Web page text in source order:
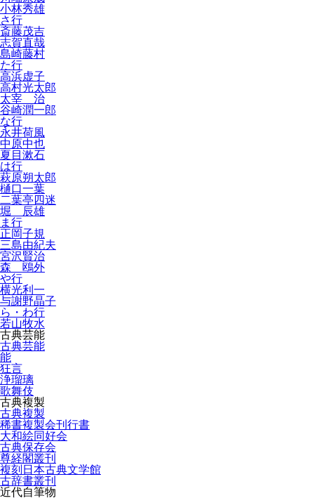
小林秀雄
さ行
斎藤茂吉
志賀直哉
島崎藤村
た行
高浜虚子
高村光太郎
太宰 治
谷崎潤一郎
な行
永井荷風
中原中也
夏目漱石
は行
萩原朔太郎
樋口一葉
二葉亭四迷
堀 辰雄
ま行
正岡子規
三島由紀夫
宮沢賢治
森 鴎外
や行
横光利一
与謝野晶子
ら・わ行
若山牧水
古典芸能
古典芸能
能
狂言
浄瑠璃
歌舞伎
古典複製
古典複製
稀書複製会刊行書
大和絵同好会
古典保存会
尊経閣叢刊
複刻日本古典文学館
古辞書叢刊
近代自筆物